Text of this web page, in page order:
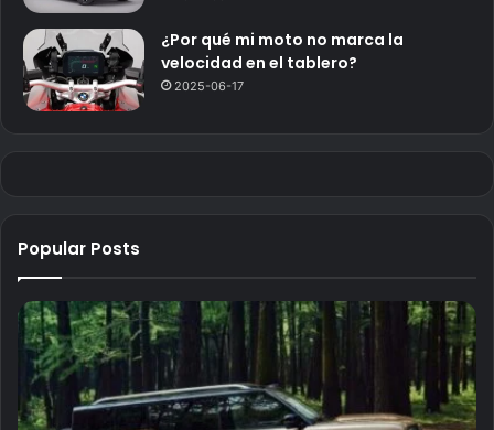
¿Por qué mi moto no marca la
velocidad en el tablero?
2025-06-17
Popular Posts